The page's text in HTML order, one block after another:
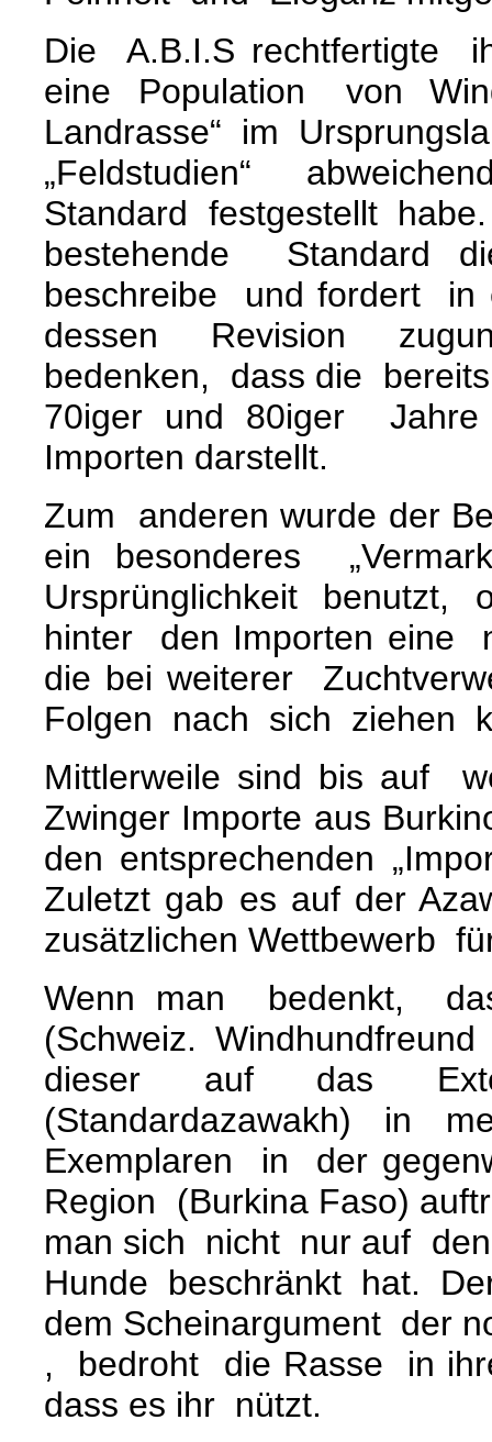
Die A.B.I.S rechtfertigte
eine Population von
Landrasse“ im
„Feldstudien“
Standard festgestellt
bestehende Standard
beschreibe und fordert
dessen Revision
bedenken, dass die
70iger und 80iger
Importen darstellt.
Zum anderen wurde der
ein besonderes
Ursprünglichkeit benutzt,
hinter den Importen eine
die bei weiterer
Folgen nach sich ziehen
Mittlerweile sind bis auf
Zwinger Importe aus
den entsprechenden
Zuletzt gab es auf der
zusätzlichen Wettbewerb
Wenn man bedenkt,
(Schweiz.
dieser auf das
(Standardazawakh) in
Exemplaren in der
Region (Burkina Faso)
man sich nicht nur auf
Hunde beschränkt hat.
dem Scheinargument der
, bedroht die Rasse in
dass es ihr nützt.